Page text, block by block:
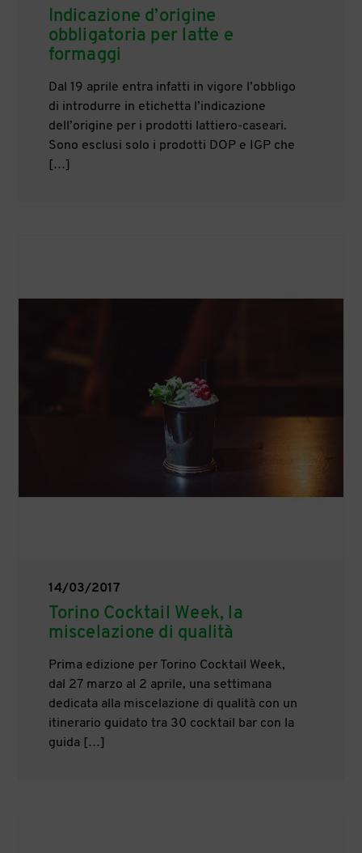
Indicazione d’origine
obbligatoria per latte e
formaggi
Dal 19 aprile entra infatti in vigore l’obbligo
di introdurre in etichetta l’indicazione
dell’origine per i prodotti lattiero-caseari.
Sono esclusi solo i prodotti DOP e IGP che
[…]
14/03/2017
Torino Cocktail Week, la
miscelazione di qualità
Prima edizione per Torino Cocktail Week,
dal 27 marzo al 2 aprile, una settimana
dedicata alla miscelazione di qualità con un
itinerario guidato tra 30 cocktail bar con la
guida […]